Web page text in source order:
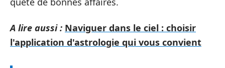
A lire aussi : Naviguer dans le ciel : choisir
l'application d'astrologie qui vous convient